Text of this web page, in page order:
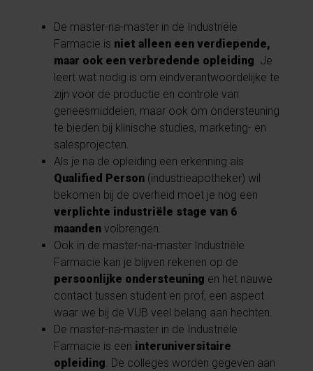
De master-na-master in de Industriële
Farmacie is niet alleen een verdiepende,
maar ook een verbredende opleiding. Je
leert wat nodig is om eindverantwoordelijke te
zijn voor de productie en controle van
geneesmiddelen, maar ook om ondersteuning
te bieden bij klinische studies, marketing- en
salesprojecten.
Als je na de opleiding een erkenning als
Qualified Person (industrieapotheker) wil
bekomen bij de overheid moet je nog een
verplichte industriële stage van 6
maanden volbrengen.
Ook in de master-na-master Industriële
Farmacie kan je blijven rekenen op de
persoonlijke ondersteuning en het nauwe
contact tussen student en prof, een aspect
waar we bij de VUB veel belang aan hechten.
De master-na-master in de Industriële
Farmacie is een interuniversitaire
opleiding. De colleges worden gegeven aan